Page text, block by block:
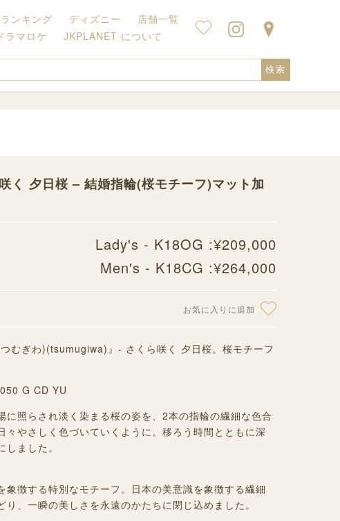
ンキング ディズニー
店舗一覧
ラマロケ JKPLANET について
検索
く 夕日桜 – 結婚指輪(桜モチーフ)マット加
Lady's - K18OG :¥209,000
Men's - K18CG :¥264,000
お気に入りに追加
むぎわ)(tsumugiwa)』- さくら咲く 夕日桜。桜モチーフ
G CDYU
に照らされ淡く染まる桜の姿を、2本の指輪の繊細な色合
々やさしく色づいていくように。移ろう時間とともに深
ました。
象徴する特別なモチーフ。日本の美意識を象徴する繊細
、一瞬の美しさを永遠のかたちに閉じ込めました。